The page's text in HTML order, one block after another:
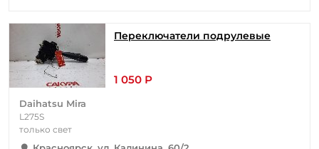
Переключатели подрулевые
1 050 Р
Daihatsu Mira
L275S
только свет